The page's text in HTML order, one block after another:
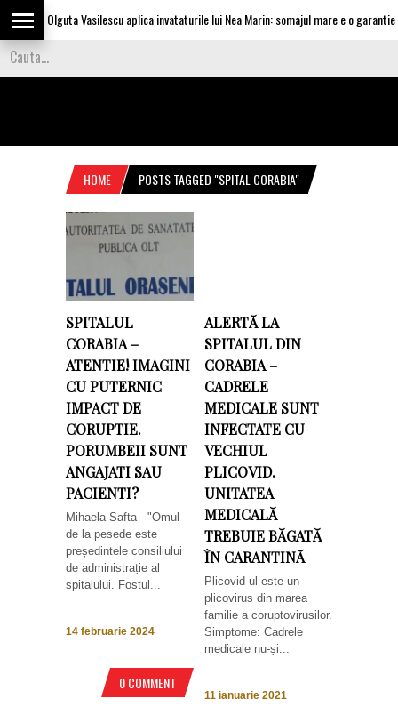
Olguta Vasilescu aplica invataturile lui Nea Marin: somajul mare e o garantie
HOME POSTS TAGGED "SPITAL CORABIA"
SPITALUL
CORABIA –
ATENTIE! IMAGINI
CU PUTERNIC
IMPACT DE
CORUPTIE.
PORUMBEII SUNT
ANGAJATI SAU
PACIENTI?
Mihaela Safta - "Omul
de la pesede este
președintele consiliului
de administrație al
spitalului. Fostul...
14 februarie 2024
0 COMMENT
ALERTĂ LA
SPITALUL DIN
CORABIA –
CADRELE
MEDICALE SUNT
INFECTATE CU
VECHIUL
PLICOVID.
UNITATEA
MEDICALĂ
TREBUIE BĂGATĂ
ÎN CARANTINĂ
Plicovid-ul este un
plicovirus din marea
familie a coruptovirusilor.
Simptome: Cadrele
medicale nu-și...
11 ianuarie 2021